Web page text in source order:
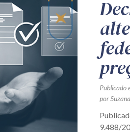
Publicado
por
9.488/